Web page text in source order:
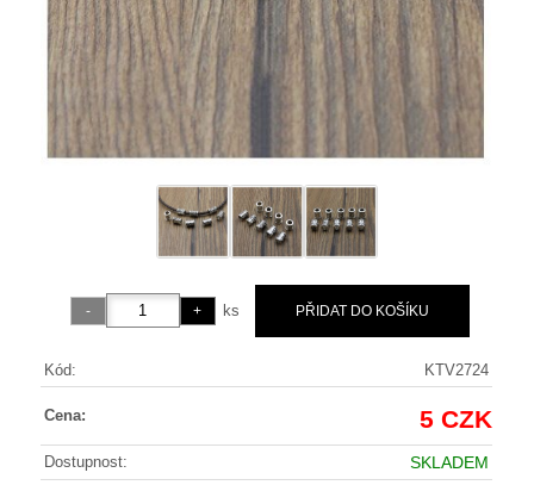
ks
Kód: KTV2724
Cena: 5 CZK
Dostupnost: SKLADEM